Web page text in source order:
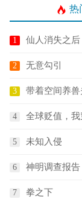
热
仙人消失之后
无意勾引
带着空间养
全球贬值，我
未知入侵
神明调查报告
拳之下